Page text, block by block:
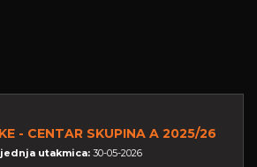
- CENTAR SKUPINA A 2025/26
utakmica: 30-05-2026